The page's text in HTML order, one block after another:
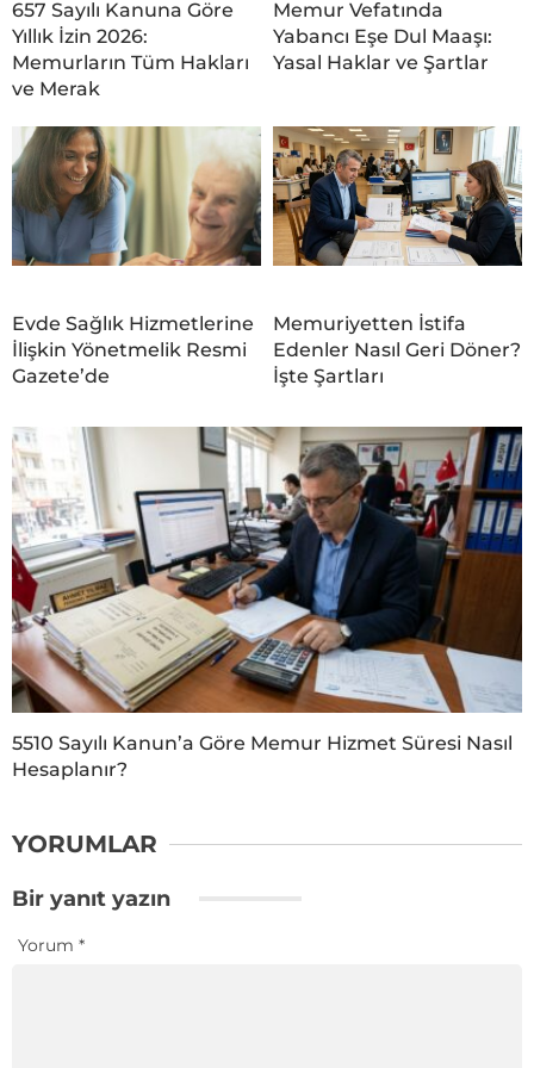
657 Sayılı Kanuna Göre
Yıllık İzin 2026:
Memurların Tüm Hakları
ve Merak
Memur Vefatında
Yabancı Eşe Dul Maaşı:
Yasal Haklar ve Şartlar
Evde Sağlık Hizmetlerine
İlişkin Yönetmelik Resmi
Gazete’de
Memuriyetten İstifa
Edenler Nasıl Geri Döner?
İşte Şartları
5510 Sayılı Kanun’a Göre Memur Hizmet Süresi Nasıl
Hesaplanır?
YORUMLAR
Bir yanıt yazın
Yorum *